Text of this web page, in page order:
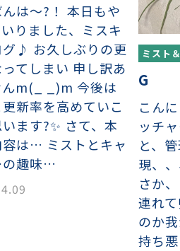
表
表
網目一覧
網
網網目一覧表
金網
金網
網
いて
ンベヤー
線番）
用
グ™
グ™
グ™
ストレーナー™
パンチング
プル加工
ンチング）
サイズ
（PVC）
可塑性樹
グ™
ター
チング
加工品
ル
ュ『CF
は〜?！ 本日もや
りました、ミスキ
グ♪ お久しぶりの更
てしまい 申し訳あ
んm(_ _)m 今後は
新率を高めていこ
ます?✨ さて、本
容は… ミストとキャ
の趣味…
ミスト
G
こん
ッチ
と、
現、
さか
連れ
のか
持ち